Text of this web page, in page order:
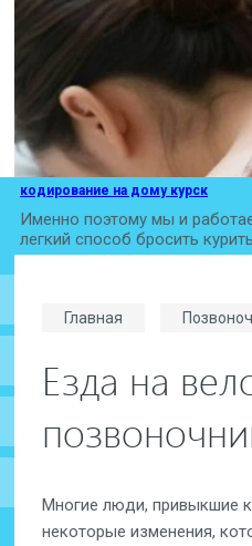
кодирование на дому курск
Именно поэтому мы и
легкий способ бросить
Главная
Езда на
Многие люди, привыкшие
некоторые изменения,